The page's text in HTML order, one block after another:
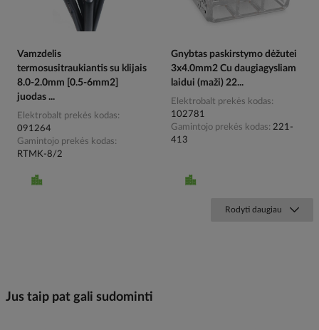
Vamzdelis
termosusitraukiantis su klijais
8.0-2.0mm [0.5-6mm2]
juodas ...
Elektrobalt prekės kodas
091264
Gamintojo prekės kodas
RTMK-8/2
Gnybtas paskirstymo dėžutei
3x4.0mm2 Cu daugiagysliam
laidui (maži) 22...
Elektrobalt prekės kodas
102781
Gamintojo prekės kodas 221-
413
Rodyti daugiau
Jus taip pat gali sudominti